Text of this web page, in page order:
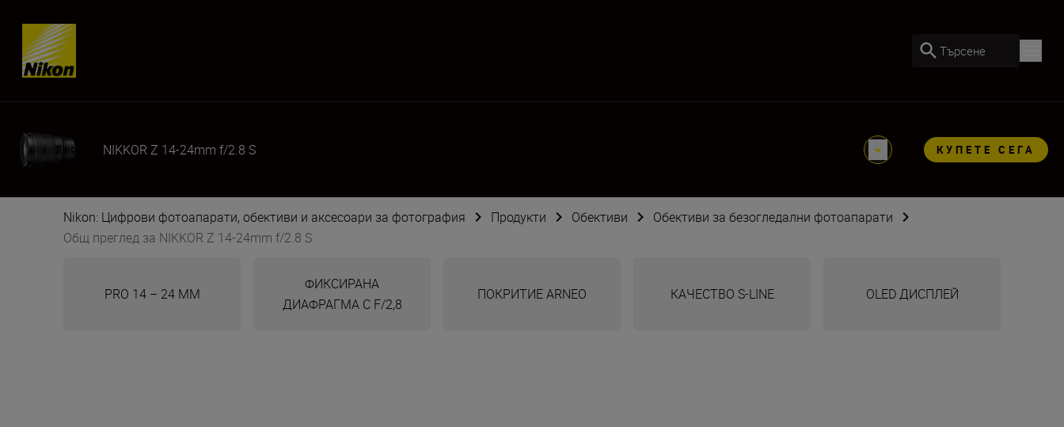
Skip content
Търсене
NIKKOR Z 14-24mm f/2.8 S КУПЕТЕ СЕГА
Nikon: Цифрови фотоапарати, обективи и аксесоари за фотография Продукти Обективи
Обективи за безогледални фотоапарати
Общ преглед за NIKKOR Z 14-24mm f/2.8 S
PRO 14 – 24 ММ
ФИКСИРАНА
ДИАФРАГМА С F/2,8
ПОКРИТИЕ ARNEO КАЧЕСТВО S-LINE OLED ДИСПЛЕЙ